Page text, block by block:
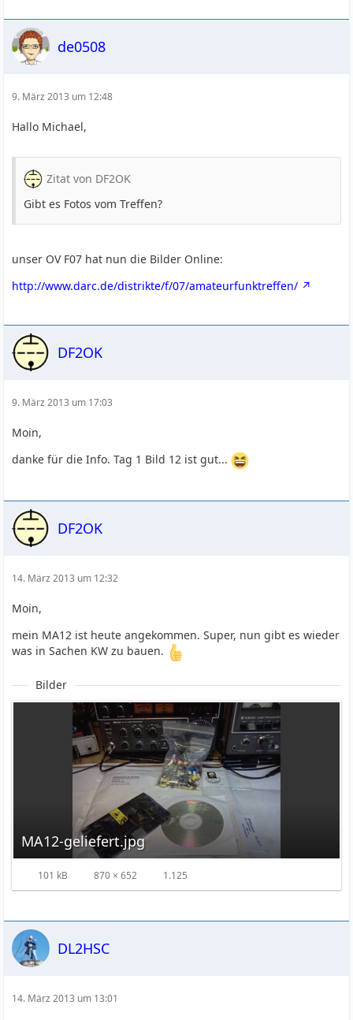
de0508
9. März 2013 um 12:48
Hallo Michael,
Zitat von DF2OK
Gibt es Fotos vom Treffen?
unser OV F07 hat nun die Bilder Online:
http://www.darc.de/distrikte/f/07/amateurfunktreffen/
DF2OK
9. März 2013 um 17:03
Moin,
danke für die Info. Tag 1 Bild 12 ist gut...
DF2OK
14. März 2013 um 12:32
Moin,
mein MA12 ist heute angekommen. Super, nun gibt es wieder
was in Sachen KW zu bauen.
Bilder
MA12-geliefert.jpg
101 kB 870 × 652 1.125
DL2HSC
14. März 2013 um 13:01